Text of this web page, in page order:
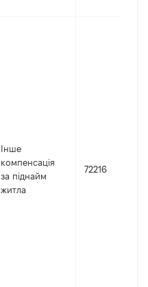
Інше
компенсація
за піднайм
житла
72216